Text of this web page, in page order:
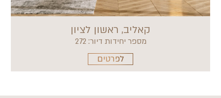
קאליב, ראשון לציון
מספר יחידות דיור: 272
לפרטים